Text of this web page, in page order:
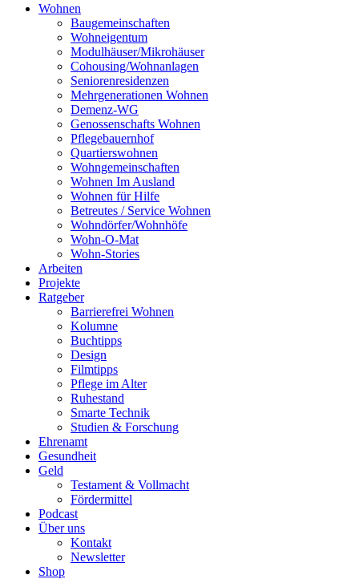
Wohnen
Baugemeinschaften
Wohneigentum
Modulhäuser/Mikrohäuser
Cohousing/Wohnanlagen
Seniorenresidenzen
Mehrgenerationen Wohnen
Demenz-WG
Genossenschafts Wohnen
Pflegebauernhof
Quartierswohnen
Wohngemeinschaften
Wohnen Im Ausland
Wohnen für Hilfe
Betreutes / Service Wohnen
Wohndörfer/Wohnhöfe
Wohn-O-Mat
Wohn-Stories
Arbeiten
Projekte
Ratgeber
Barrierefrei Wohnen
Kolumne
Buchtipps
Design
Filmtipps
Pflege im Alter
Ruhestand
Smarte Technik
Studien & Forschung
Ehrenamt
Gesundheit
Geld
Testament & Vollmacht
Fördermittel
Podcast
Über uns
Kontakt
Newsletter
Shop